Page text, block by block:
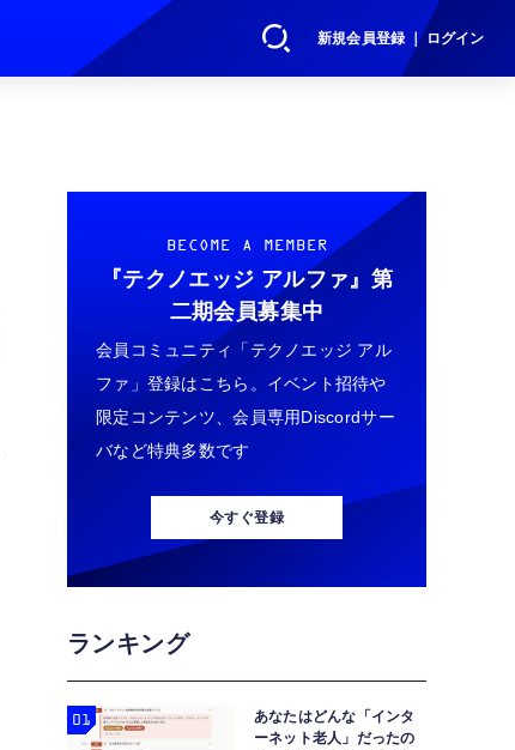
新規会員登録 ｜ ログイン
BECOME A MEMBER
『テクノエッジ アルファ』 第
二期会員募集中
会員コミュニティ「テクノエッジ アル
ファ」登録はこちら。イベント招待や
限定コンテンツ、会員専用Discordサー
バなど特典多数です
今すぐ登録
ランキング
あなたはどんな「インタ
ーネット老人」だったの